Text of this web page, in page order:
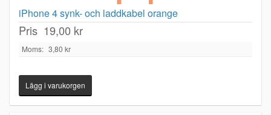
iPhone 4 synk- och laddkabel orange
Pris 19,00 kr
Moms: 3,80 kr